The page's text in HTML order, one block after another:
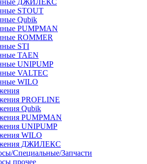
ДЖИЛЕКС
STOUT
Qubik
PUMPMAN
ROMMER
STI
TAEN
UNIPUMP
VALTEC
WILO
PROFLINE
Qubik
PUMPMAN
UNIPUMP
WILO
ДЖИЛЕКС
Специальные/Запчасти
прочее